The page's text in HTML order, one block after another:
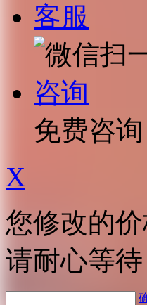
客服
咨询
免费咨询
X
您修改的
请耐心等待